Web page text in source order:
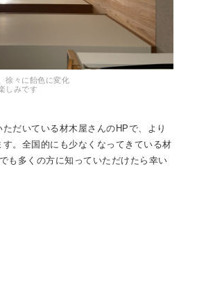
徐々に飴色に変化
しみです
だいている材木屋さんのHPで、より
。全国的にも少なくなってきている材
も多くの方に知っていただけたら幸い